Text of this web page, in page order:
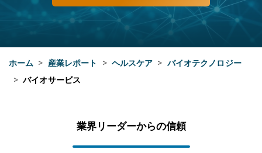
ホーム > 産業レポート > ヘルスケア > バイオテクノロジー
> バイオサービス
業界リーダーからの信頼